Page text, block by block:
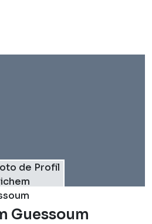
Guessoum